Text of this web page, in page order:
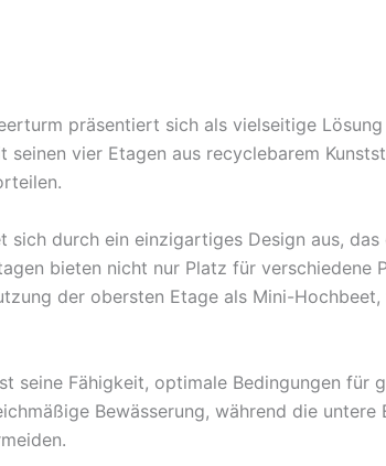
präsentiert sich als vielseitige
seinen vier Etagen aus recyclebarem
sich durch ein einzigartiges Design aus,
bieten nicht nur Platz für
der obersten Etage als Mini-
seine Fähigkeit, optimale Bedingungen für
Bewässerung, während die